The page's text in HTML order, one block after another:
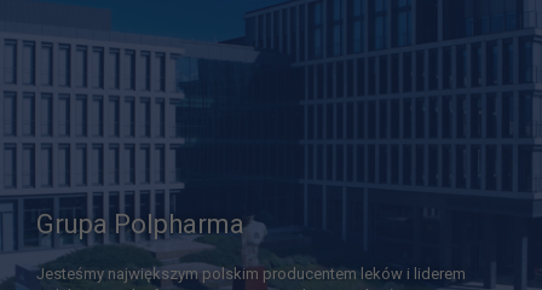
Grupa Polpharma
Jesteśmy największym polskim producentem leków i liderem